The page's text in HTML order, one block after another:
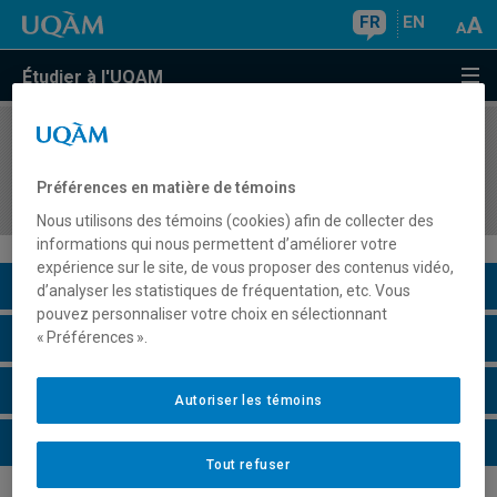
FR EN
Étudier à l'UQAM
COURS//
d'information de l'entreprise
Description du cours
Horaire - Été 2026
Horaire - Automne 2026
Horaire - Hiver 2027
Préférences en matière de témoins
Nous utilisons des témoins (cookies) afin de collecter des
informations qui nous permettent d’améliorer votre
expérience sur le site, de vous proposer des contenus vidéo,
d’analyser les statistiques de fréquentation, etc. Vous
pouvez personnaliser votre choix en sélectionnant
« Préférences ».
Tout refuser
Autoriser les témoins